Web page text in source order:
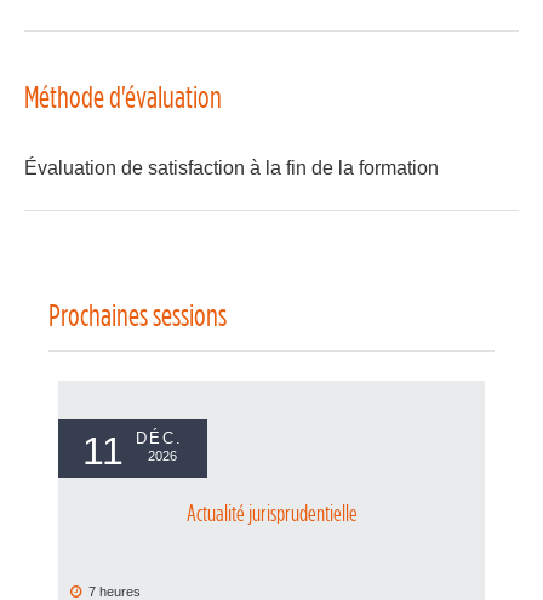
Méthode d'évaluation
Évaluation de satisfaction à la fin de la formation
Prochaines sessions
11 DÉC.
2026
Actualité jurisprudentielle
7 heures